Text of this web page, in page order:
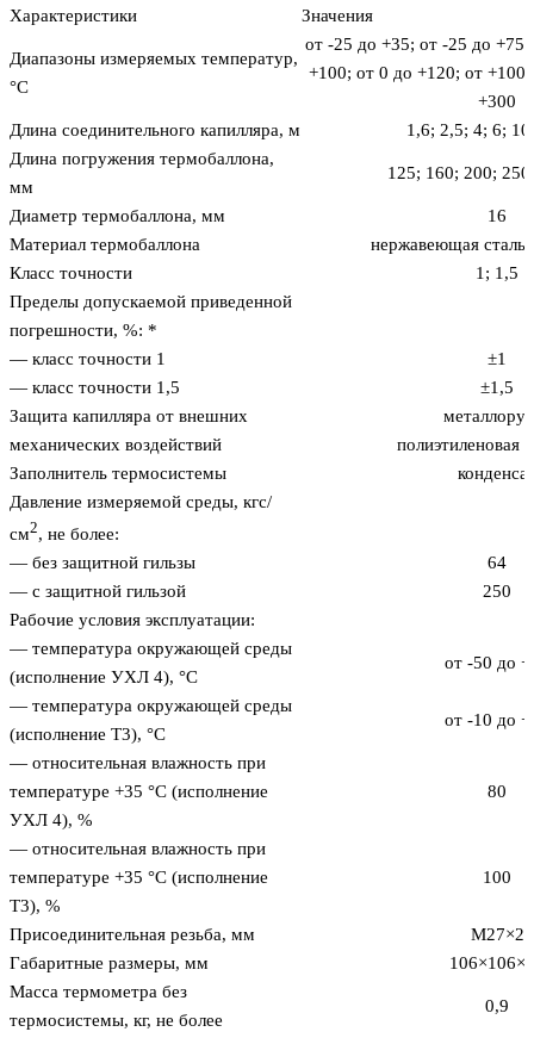
Характеристики Значения
Диапазоны измеряемых температур,
°С
от -25 до +35; от -25 до
+100; от 0 до +120; от +100
+300
Длина соединительного капилляра, м
1,6; 2,5; 4; 6;
Длина погружения термобаллона,
мм
125; 160; 200;
Диаметр термобаллона, мм
16
Материал термобаллона
нержавеющая
Класс точности
1; 1,5
Пределы допускаемой приведенной
погрешности, %: *
— класс точности 1
±1
— класс точности 1,5
±1,5
Защита капилляра от внешних
механических воздействий
полиэтиленовая
Заполнитель термосистемы
Давление измеряемой среды, кгс/
см2, не более:
— без защитной гильзы
64
— с защитной гильзой
250
Рабочие условия эксплуатации:
— температура окружающей среды
(исполнение УХЛ 4), °С
от -50 до
— температура окружающей среды
(исполнение Т3), °С
от -10 до
— относительная влажность при
температуре +35 °С (исполнение
УХЛ 4), %
80
— относительная влажность при
температуре +35 °С (исполнение
Т3), %
100
Присоединительная резьба, мм
М27×2
Габаритные размеры, мм
Масса термометра без
термосистемы, кг, не более
0,9